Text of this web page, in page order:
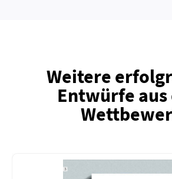
Weitere
Entwürfe aus